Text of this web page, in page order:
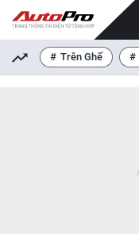
Trên Ghế